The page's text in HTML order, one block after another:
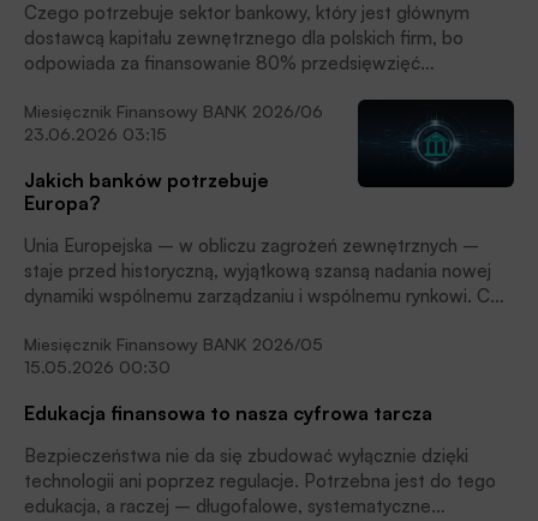
Czego potrzebuje sektor bankowy, który jest głównym
dostawcą kapitału zewnętrznego dla polskich firm, bo
odpowiada za finansowanie 80% przedsięwzięć
„Mobilizacja kapitału na rzecz inwestycji. Rola banków w
finansowaniu transformacji i długofalowego rozwoju”,
zorganizowanej przez Związek Banków Polskich podczas
Europejskiego Kongresu Finansowego jest zgodna: obniżać
niepewność prawną i ryzyko.
Miesięcznik Finansowy BANK 2026/06
23.06.2026 03:15
Jakich banków potrzebuje
Europa?
Unia Europejska – w obliczu zagrożeń zewnętrznych –
staje przed historyczną, wyjątkową szansą nadania nowej
dynamiki wspólnemu zarządzaniu i wspólnemu rynkowi. Co
często wbrew interesom polityków sprawujących władzę w
poszczególnych państwach. Czy Europa potrzebuje także
brakuje jednego drobnego elementu. Największy deficyt
Unii to nie słaba konkurencyjność czy niska produktywność,
ale deficyt zaufania.
Miesięcznik Finansowy BANK 2026/05
15.05.2026 00:30
Edukacja finansowa to nasza cyfrowa tarcza
Bezpieczeństwa nie da się zbudować wyłącznie dzięki
technologii ani poprzez regulacje. Potrzebna jest do tego
edukacja, a raczej – długofalowe, systematyczne